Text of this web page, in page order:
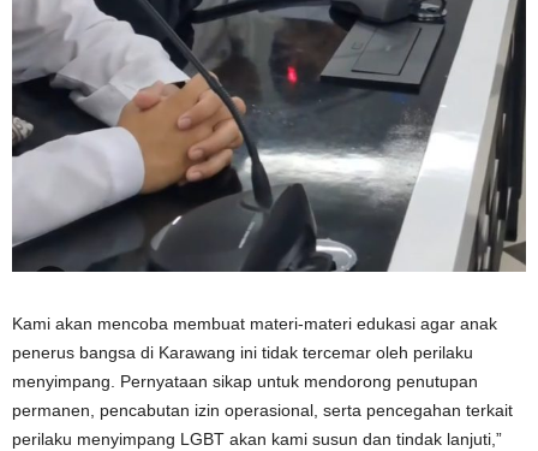
Kami akan mencoba membuat materi-materi edukasi agar anak
penerus bangsa di Karawang ini tidak tercemar oleh perilaku
menyimpang. Pernyataan sikap untuk mendorong penutupan
permanen, pencabutan izin operasional, serta pencegahan terkait
perilaku menyimpang LGBT akan kami susun dan tindak lanjuti,”